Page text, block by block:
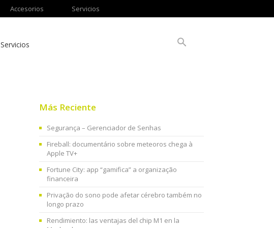
Accesorios Servicios
Servicios
Más Reciente
Segurança – Gerenciador de Senhas
Fireball: documentário sobre meteoros chega à
Apple TV+
Fortune City: app “gamifica” a organização
financeira
Privação do sono pode afetar cérebro também no
longo prazo
Rendimiento: las ventajas del chip M1 en la